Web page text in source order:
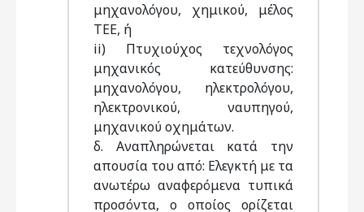
μηχανολόγου, χημικού, μέλος
TEE, ή
ii) Πτυχιούχος τεχνολόγος
μηχανικός κατεύθυνσης:
μηχανολόγου, ηλεκτρολόγου,
ηλεκτρονικού, ναυπηγού,
μηχανικού οχημάτων.
δ. Αναπληρώνεται κατά την
απουσία του από: Ελεγκτή με τα
ανωτέρω αναφερόμενα τυπικά
προσόντα, ο οποίος ορίζεται